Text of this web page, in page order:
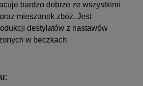
bardzo dobrze ze wszystkimi
mieszanek zbóż. Jest
destylatów z nastawów
w beczkach.